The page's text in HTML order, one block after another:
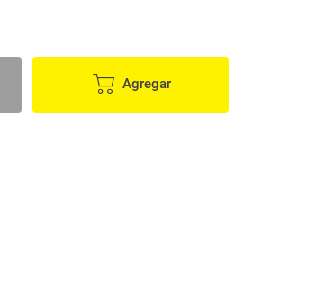
Agregar